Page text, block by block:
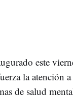
este
la atención a
de salud